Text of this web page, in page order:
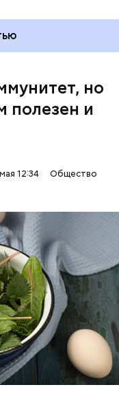
но
полезен и
12:34 Общество
что он
кислоты,
При
синдроме
и панкреатите
рациона, —
к
и раздражать